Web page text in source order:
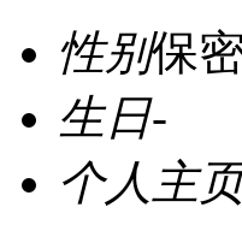
性别保
生日-
个人主